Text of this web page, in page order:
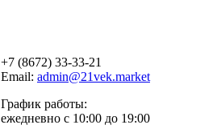
+7 (8672) 33-33-21
Email: admin@21vek.market
График работы:
ежедневно с 10:00 до 19:00